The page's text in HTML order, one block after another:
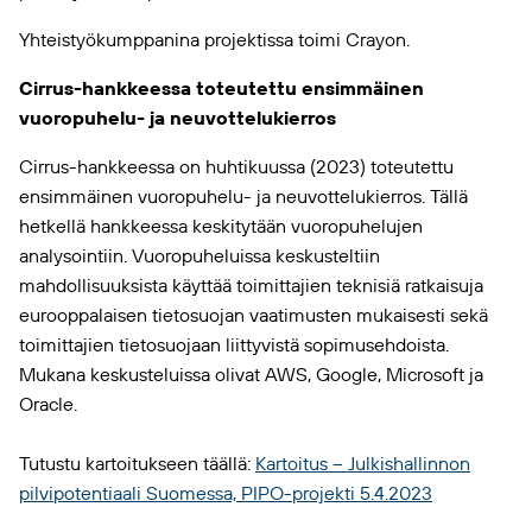
Yhteistyökumppanina projektissa toimi Crayon.
Cirrus-hankkeessa toteutettu ensimmäinen
vuoropuhelu- ja neuvottelukierros
Cirrus-hankkeessa on huhtikuussa (2023) toteutettu
ensimmäinen vuoropuhelu- ja neuvottelukierros. Tällä
hetkellä hankkeessa keskitytään vuoropuhelujen
analysointiin. Vuoropuheluissa keskusteltiin
mahdollisuuksista käyttää toimittajien teknisiä ratkaisuja
eurooppalaisen tietosuojan vaatimusten mukaisesti sekä
toimittajien tietosuojaan liittyvistä sopimusehdoista.
Mukana keskusteluissa olivat AWS, Google, Microsoft ja
Oracle.
Tutustu kartoitukseen täällä: Kartoitus – Julkishallinnon
pilvipotentiaali Suomessa, PIPO-projekti 5.4.2023